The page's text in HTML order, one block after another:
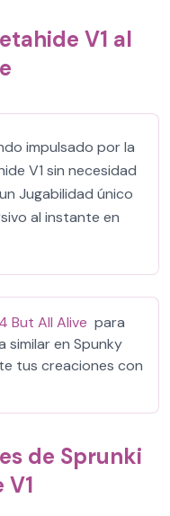
V1 al
impulsado por la
V1 sin necesidad
Jugabilidad único
al instante en
But All Alive para
similar en Spunky
tus creaciones con
de Sprunki